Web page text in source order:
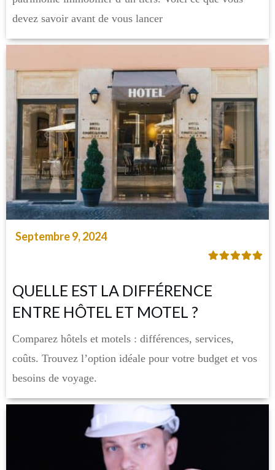
devez savoir avant de vous lancer
Septembre 9, 2024
QUELLE EST LA DIFFÉRENCE
ENTRE HÔTEL ET MOTEL ?
Comparez hôtels et motels : différences, services,
coûts. Trouvez l’option idéale pour votre budget et vos
besoins de voyage.